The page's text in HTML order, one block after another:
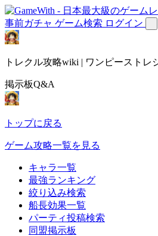
事前ガチャ ゲーム検索 ログイン
トレクル攻略wiki | ワンピーストレ
掲示板Q&A
トップに戻る
ゲーム攻略一覧を見る
キャラ一覧
最強ランキング
絞り込み検索
船長効果一覧
パーティ投稿検索
同盟掲示板